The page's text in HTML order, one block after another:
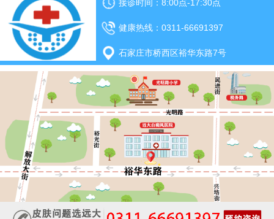
接诊时间：8:00点-17:30点
健康热线：0311-66691397
石家庄市桥西区裕华东路7号